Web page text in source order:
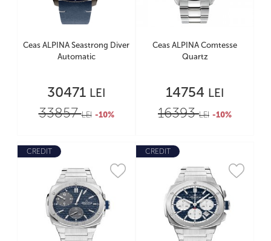
Ceas ALPINA Seastrong Diver
Automatic
30471 LEI
33857LEI -10%
Ceas ALPINA Comtesse
Quartz
14754 LEI
16393LEI -10%
CREDIT CREDIT